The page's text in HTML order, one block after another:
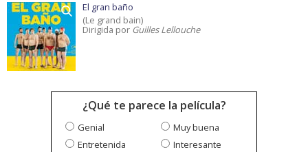
El gran baño
(Le grand bain)
Dirigida por Guilles Lellouche
¿Qué te parece la película?
Genial
Muy buena
Entretenida
Interesante